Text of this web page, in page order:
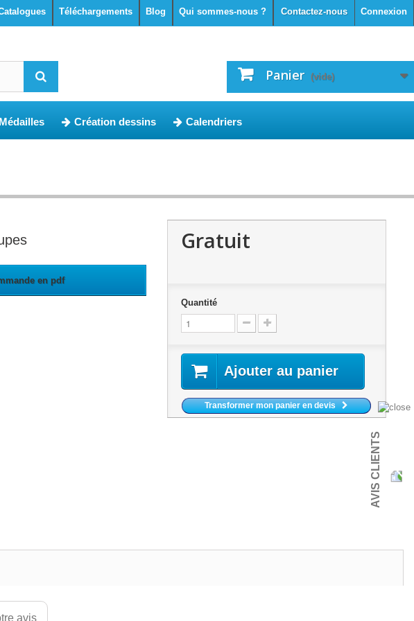
Connexion
Contactez-nous
Qui sommes-nous ?
Blog
Téléchargements
Panier (vide)
Création dessins Calendriers
en pdf
Gratuit
Quantité
Ajouter au panier
Transformer mon panier en devis
avis
AVIS CLIENTS